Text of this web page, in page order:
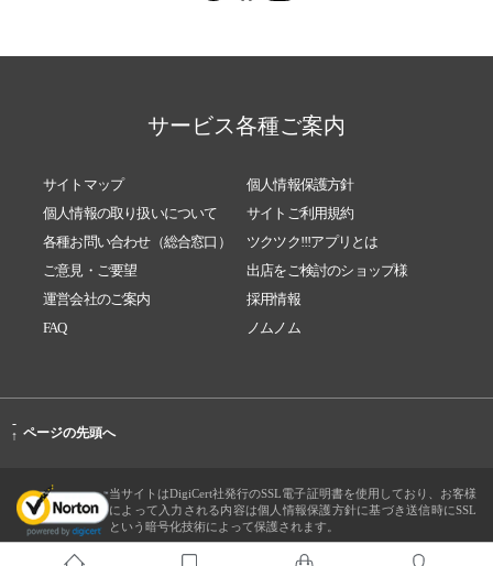
サービス各種ご案内
サイトマップ
個人情報保護方針
個人情報の取り扱いについて
サイトご利用規約
各種お問い合わせ（総合窓口）
ツクツク!!!アプリとは
ご意見・ご要望
出店をご検討のショップ様
運営会社のご案内
採用情報
FAQ
ノムノム
-
↑ ページの先頭へ
当サイトはDigiCert社発行のSSL電子証明書を使用しており、お客様
によって入力される内容は個人情報保護方針に基づき送信時にSSL
という暗号化技術によって保護されます。